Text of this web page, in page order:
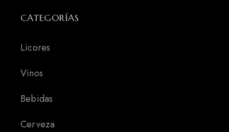
CATEGORÍAS
Licores
Vinos
Bebidas
Cerveza